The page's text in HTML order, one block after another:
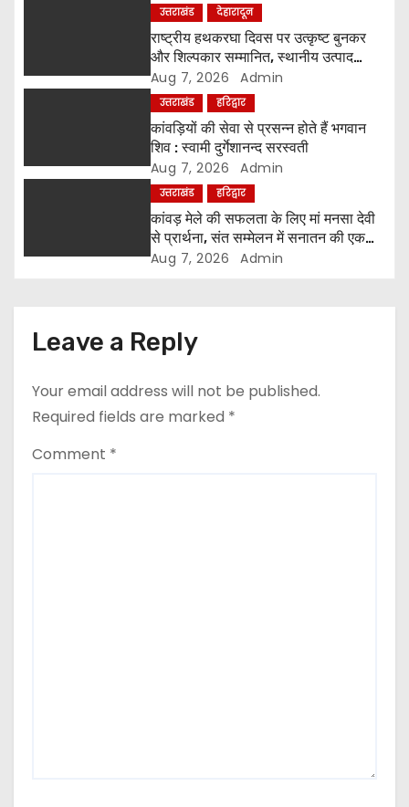
i
n
उत्तराखंड देहारादून
राष्ट्रीय हथकरघा दिवस पर उत्कृष्ट बुनकर
और शिल्पकार सम्मानित, स्थानीय उत्पाद
अपनाने का आह्वान
Aug 7, 2026 Admin
उत्तराखंड हरिद्वार
कांवड़ियों की सेवा से प्रसन्न होते हैं भगवान
शिव : स्वामी दुर्गेशानन्द सरस्वती
Aug 7, 2026 Admin
उत्तराखंड हरिद्वार
कांवड़ मेले की सफलता के लिए मां मनसा देवी
से प्रार्थना, संत सम्मेलन में सनातन की एकता
पर मंथन
Aug 7, 2026 Admin
Leave a Reply
Your email address will not be published.
Required fields are marked *
Comment *